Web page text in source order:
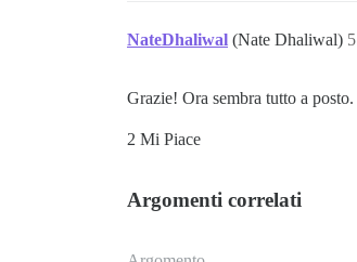
NateDhaliwal (Nate Dhaliwal) 5
Grazie! Ora sembra tutto a posto.
2 Mi Piace
Argomenti correlati